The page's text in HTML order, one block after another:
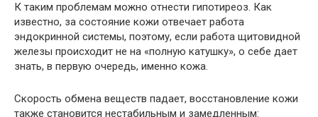
К таким проблемам можно отнести гипотиреоз. Как
известно, за состояние кожи отвечает работа
эндокринной системы, поэтому, если работа щитовидной
железы происходит не на «полную катушку», о себе дает
знать, в первую очередь, именно кожа.
Скорость обмена веществ падает, восстановление кожи
также становится нестабильным и замедленным: